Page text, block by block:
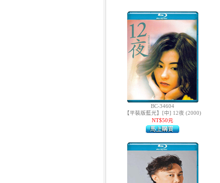
BC-34604
【平裝版藍光】[中] 12夜 (2000)
NT$50元